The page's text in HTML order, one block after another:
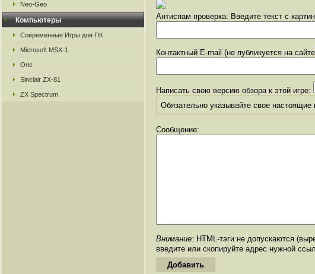
Neo-Geo
Компьютеры
Современные Игры для ПК
Microsoft MSX-1
Oric
Sinclair ZX-81
ZX Spectrum
Антиспам проверка: Введите текст с
Контактный E-mail (не публикуется на сайте
Написать свою версию обзора к этой игре:
Обязательно указывайте свое
Сообщение:
Внимание: HTML-тэги не допускаются
введите или скопируйте адрес нужной